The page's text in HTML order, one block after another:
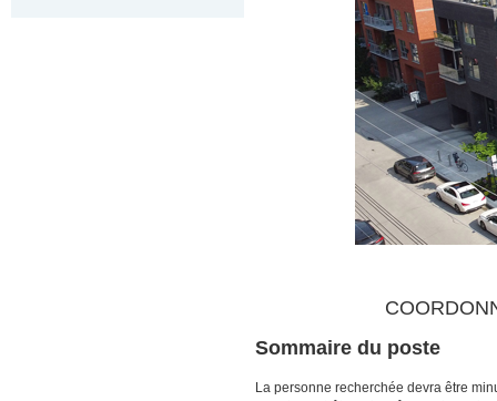
Sommaire du poste
La personne recherchée devra être